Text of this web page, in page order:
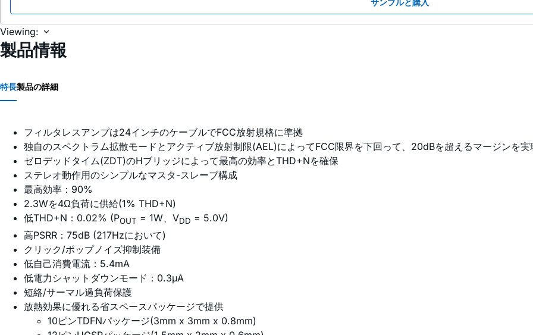
サンプルと購入
Viewing:
製品情報
特長製品の詳細
フィルタレスアンプは24インチのケーブルでFCC放射規格に準拠
独自のスペクトラム拡散モードとアクティブ放射制限(AEL)によってFCC限界を下回って、20dBを超えるマージンを実
ゼロデッドタイム(ZDT)のHブリッジによって最高の効率とTHD+Nを確保
ステレオ動作用のシンプルなマスタ-スレーブ構成
最高効率：90%
2.3Wを4Ω負荷に供給(1% THD+N)
低THD+N：0.02% (POUT = 1W、VDD = 5.0V)
高PSRR：75dB (217Hzにおいて)
クリック/ポップノイズ抑制装備
低自己消費電流：5.4mA
低電力シャットダウンモード：0.3µA
短絡/サーマル過負荷保護
放熱効果に優れる省スペースパッケージで提供
10ピンTDFNパッケージ(3mm x 3mm x 0.8mm)